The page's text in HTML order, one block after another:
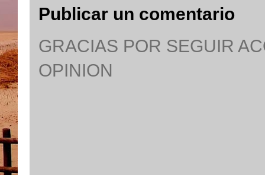
Publicar un comentario
GRACIAS POR SEGUIR
OPINION